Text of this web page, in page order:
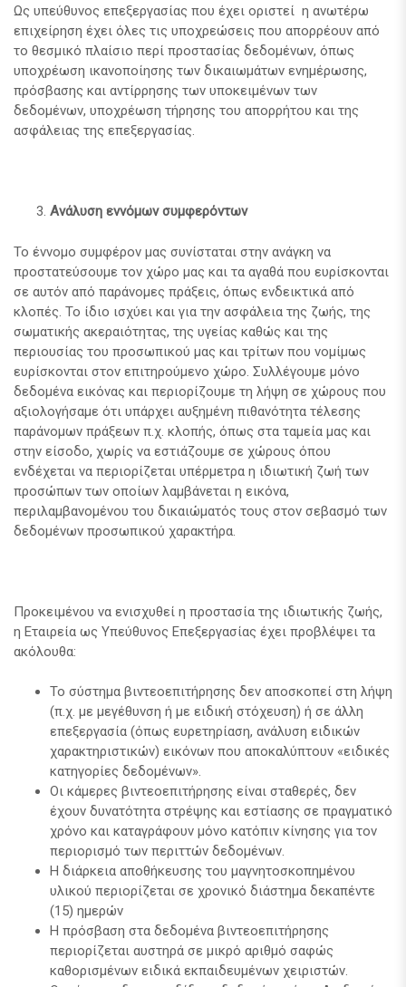
Ως υπεύθυνος επεξεργασίας που έχει οριστεί η ανωτέρω
επιχείρηση έχει όλες τις υποχρεώσεις που απορρέουν από
το θεσμικό πλαίσιο περί προστασίας δεδομένων, όπως
υποχρέωση ικανοποίησης των δικαιωμάτων ενημέρωσης,
πρόσβασης και αντίρρησης των υποκειμένων των
δεδομένων, υποχρέωση τήρησης του απορρήτου και της
ασφάλειας της επεξεργασίας.
Ανάλυση εννόμων συμφερόντων
Το έννομο συμφέρον μας συνίσταται στην ανάγκη να
προστατεύσουμε τον χώρο μας και τα αγαθά που ευρίσκονται
σε αυτόν από παράνομες πράξεις, όπως ενδεικτικά από
κλοπές. Το ίδιο ισχύει και για την ασφάλεια της ζωής, της
σωματικής ακεραιότητας, της υγείας καθώς και της
περιουσίας του προσωπικού μας και τρίτων που νομίμως
ευρίσκονται στον επιτηρούμενο χώρο. Συλλέγουμε μόνο
δεδομένα εικόνας και περιορίζουμε τη λήψη σε χώρους που
αξιολογήσαμε ότι υπάρχει αυξημένη πιθανότητα τέλεσης
παράνομων πράξεων π.χ. κλοπής, όπως στα ταμεία μας και
στην είσοδο, χωρίς να εστιάζουμε σε χώρους όπου
ενδέχεται να περιορίζεται υπέρμετρα η ιδιωτική ζωή των
προσώπων των οποίων λαμβάνεται η εικόνα,
περιλαμβανομένου του δικαιώματός τους στον σεβασμό των
δεδομένων προσωπικού χαρακτήρα.
Προκειμένου να ενισχυθεί η προστασία της ιδιωτικής ζωής,
η Εταιρεία ως Υπεύθυνος Επεξεργασίας έχει προβλέψει τα
ακόλουθα:
Το σύστημα βιντεοεπιτήρησης δεν αποσκοπεί στη λήψη
(π.χ. με μεγέθυνση ή με ειδική στόχευση) ή σε άλλη
επεξεργασία (όπως ευρετηρίαση, ανάλυση ειδικών
χαρακτηριστικών) εικόνων που αποκαλύπτουν «ειδικές
κατηγορίες δεδομένων».
Οι κάμερες βιντεοεπιτήρησης είναι σταθερές, δεν
έχουν δυνατότητα στρέψης και εστίασης σε πραγματικό
χρόνο και καταγράφουν μόνο κατόπιν κίνησης για τον
περιορισμό των περιττών δεδομένων.
Η διάρκεια αποθήκευσης του μαγνητοσκοπημένου
υλικού περιορίζεται σε χρονικό διάστημα δεκαπέντε
(15) ημερών
Η πρόσβαση στα δεδομένα βιντεοεπιτήρησης
περιορίζεται αυστηρά σε μικρό αριθμό σαφώς
καθορισμένων ειδικά εκπαιδευμένων χειριστών.